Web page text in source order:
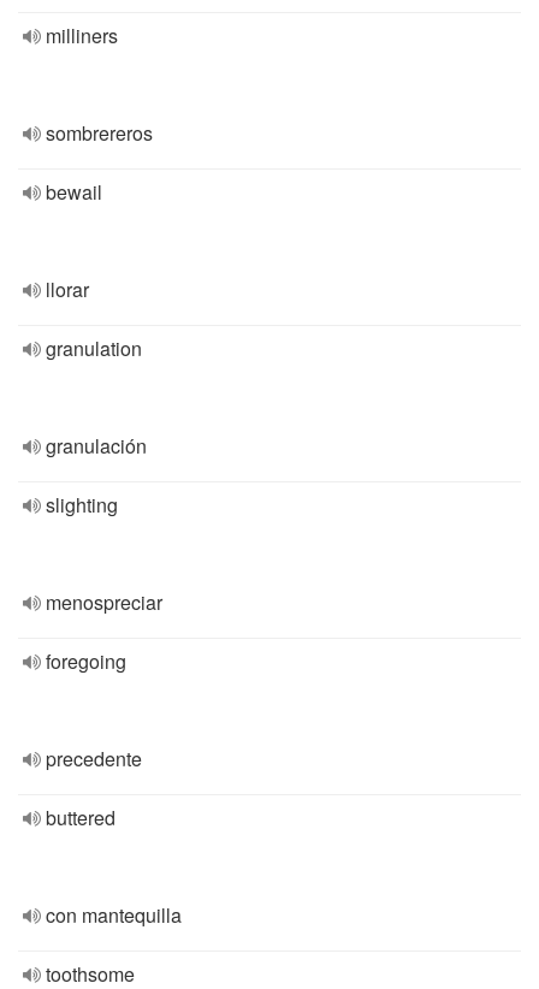
milliners
sombrereros
bewail
llorar
granulation
granulación
slighting
menospreciar
foregoing
precedente
buttered
con mantequilla
toothsome